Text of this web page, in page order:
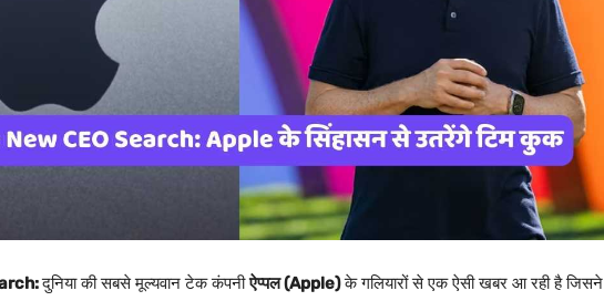
दुनिया की सबसे मूल्यवान टेक कंपनीऐप्पल (Apple)के गलियारों से एक ऐसी खबर आ रही है जिसने